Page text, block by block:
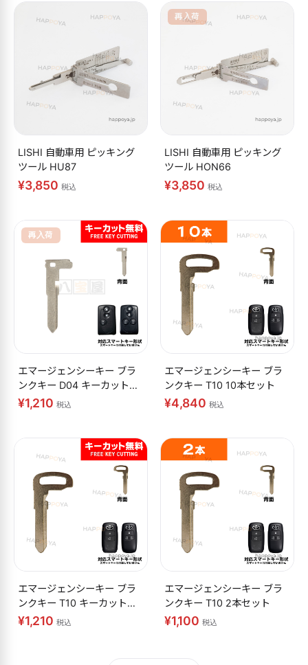
LISHI 自動車用 ピッキング
ツール HU87
¥3,850 税込
LISHI 自動車用 ピッキング
ツール HON66
¥3,850 税込
エマージェンシーキー ブラ
ンクキー D04 キーカット無
料
¥1,210 税込
エマージェンシーキー ブラ
ンクキー T10 10本セット
¥4,840 税込
エマージェンシーキー ブラ
ンクキー T10 キーカット無
料
¥1,210 税込
エマージェンシーキー ブラ
ンクキー T10 2本セット
¥1,100 税込